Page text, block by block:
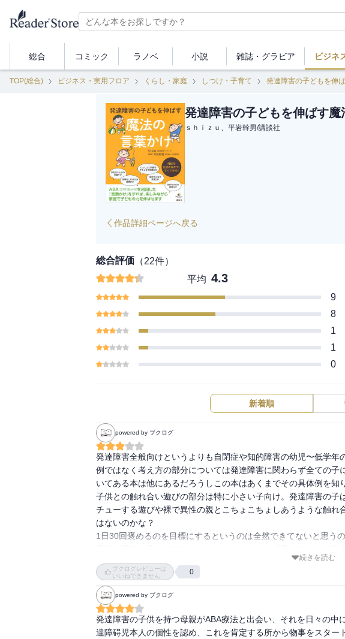
総合 コミック ラノベ 小説 雑誌・ グラビア ビジネ
TOP(総合) ビジネス・実用フロア くらし・家庭 しつけ・子育て 発達障害の子どもを伸
発達障害の子どもを伸ばす魔
ｓｈｉｚｕ、平岩幹男/講談社
作品詳細ページへ戻る
総合評価 （22件）
平均 4.3
9
8
1
1
0
新着順
powered by ブクログ
発達障害全般向けというよりも自閉症や知的障害の幼児〜低学年
例ではなく考え方の部分については発達障害に関わらず全ての
いてある本は他にあるだろうしこの本はあくまでその具体例を知
子供との触れ合い遊びの部分は特に小さい子向け。発達障害の
チューする遊びや裸で異性の親とこちょこちょしあうような触れ
はないのかな？
1日30回褒めるのを目標にするというのは全然できてないと思う
続きを読む
ブクログレビューは
いいねできません
0
powered by ブクログ
発達障害の子供を持つ母親がABA療法と出会い、それを日々の中
達障碍児本人の個性を認め、これを肯定する所から物事をスタ